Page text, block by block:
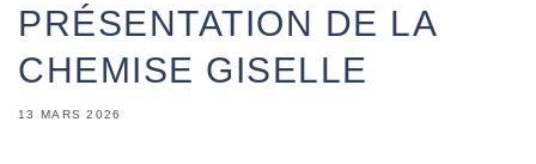
PRÉSENTATION DE LA
CHEMISE GISELLE
13 MARS 2026